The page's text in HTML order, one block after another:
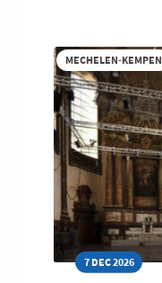
NETELAND:
KANSEN
OM
DE
HOEK
MECHELEN-KEMPEN
7 DEC 2026